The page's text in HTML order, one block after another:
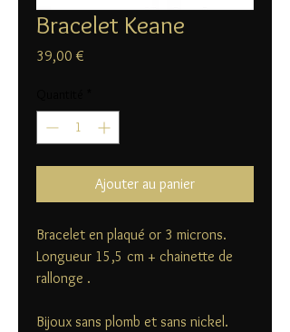
Bracelet Keane
39,00 €
Ajouter au panier
Bracelet en plaqué or 3 microns.
Longueur 15,5 cm + chainette de
rallonge .
Bijoux sans plomb et sans nickel.